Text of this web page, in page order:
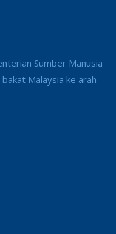
Sumber Manusia
Malaysia ke arah